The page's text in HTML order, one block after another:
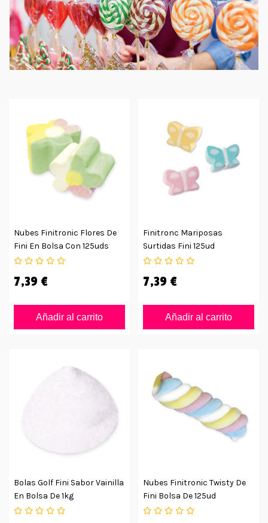
Nubes Finitronic Flores De
Fini En Bolsa Con 125uds
7,39 €
Añadir al carrito
Finitronc Mariposas
Surtidas Fini 125ud
7,39 €
Añadir al carrito
Bolas Golf Fini Sabor Vainilla
En Bolsa De 1kg
Nubes Finitronic Twisty De
Fini Bolsa De 125ud